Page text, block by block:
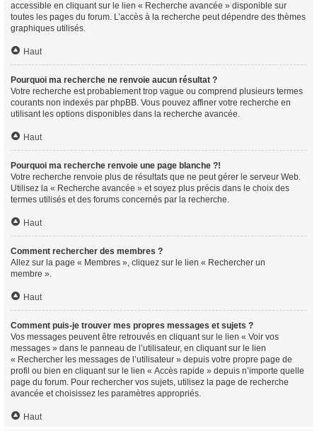
accessible en cliquant sur le lien « Recherche avancée » disponible sur
toutes les pages du forum. L’accès à la recherche peut dépendre des thèmes
graphiques utilisés.
Haut
Pourquoi ma recherche ne renvoie aucun résultat ?
Votre recherche est probablement trop vague ou comprend plusieurs termes
courants non indexés par phpBB. Vous pouvez affiner votre recherche en
utilisant les options disponibles dans la recherche avancée.
Haut
Pourquoi ma recherche renvoie une page blanche ?!
Votre recherche renvoie plus de résultats que ne peut gérer le serveur Web.
Utilisez la « Recherche avancée » et soyez plus précis dans le choix des
termes utilisés et des forums concernés par la recherche.
Haut
Comment rechercher des membres ?
Allez sur la page « Membres », cliquez sur le lien « Rechercher un
membre ».
Haut
Comment puis-je trouver mes propres messages et sujets ?
Vos messages peuvent être retrouvés en cliquant sur le lien « Voir vos
messages » dans le panneau de l’utilisateur, en cliquant sur le lien
« Rechercher les messages de l’utilisateur » depuis votre propre page de
profil ou bien en cliquant sur le lien « Accès rapide » depuis n’importe quelle
page du forum. Pour rechercher vos sujets, utilisez la page de recherche
avancée et choisissez les paramètres appropriés.
Haut